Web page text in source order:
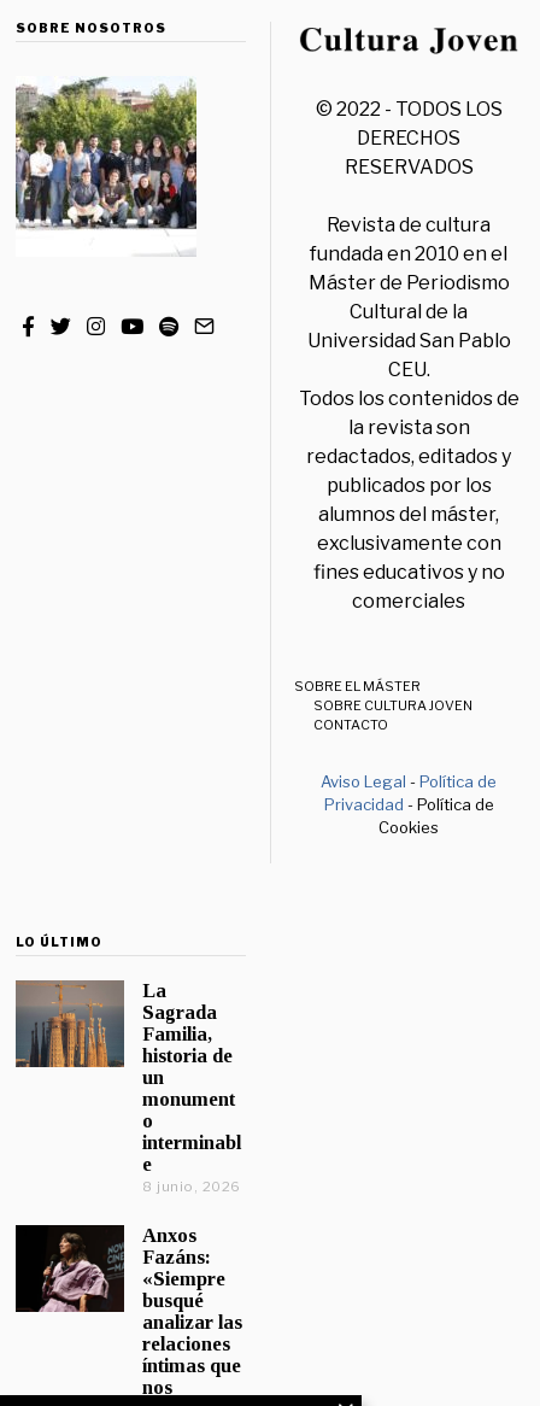
SOBRE NOSOTROS
© 2022 - TODOS LOS
DERECHOS
RESERVADOS
Revista de cultura
fundada en 2010 en el
Máster de Periodismo
Cultural de la
Universidad San Pablo
CEU.
Todos los contenidos de
la revista son
redactados, editados y
publicados por los
alumnos del máster,
exclusivamente con
fines educativos y no
comerciales
SOBRE EL MÁSTER
SOBRE CULTURA JOVEN
CONTACTO
Aviso Legal -Política de
Privacidad - Política de
Cookies
LO ÚLTIMO
La
Sagrada
Familia,
historia de
un
monument
o
interminabl
e
8 junio, 2026
Anxos
Fazáns:
«Siempre
busqué
analizar las
relaciones
íntimas que
nos